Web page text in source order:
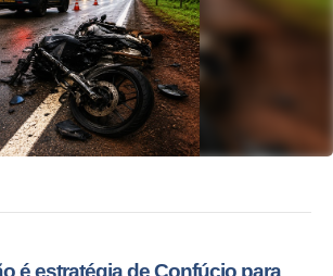
é estratégia de Confúcio para